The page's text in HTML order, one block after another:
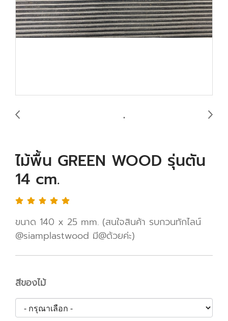
ไม้พื้น GREEN WOOD รุ่นตัน
14 cm.
ขนาด 140 x 25 mm. (สนใจสินค้า รบกวนทักไลน์
@siamplastwood มี@ด้วยค่ะ)
สีของไม้